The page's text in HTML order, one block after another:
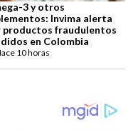
3 y otros
Invima alerta
productos fraudulentos
en Colombia
10 horas